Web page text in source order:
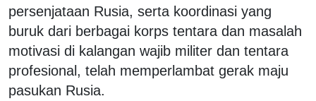
persenjataan Rusia, serta koordinasi yang
buruk dari berbagai korps tentara dan masalah
motivasi di kalangan wajib militer dan tentara
profesional, telah memperlambat gerak maju
pasukan Rusia.